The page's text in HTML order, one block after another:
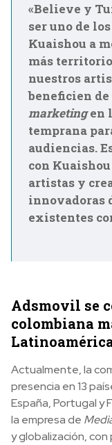
«Believe y
ser uno de
Kuaishou a
más
nuestros
beneficien
marketingen
temprana
audiencias.
con
artistas y
innovadoras
existentes
Adsmovil se
colombiana
Actualmente, la
presencia en 13
España, Portugal y
la empresa de
y globalización, con